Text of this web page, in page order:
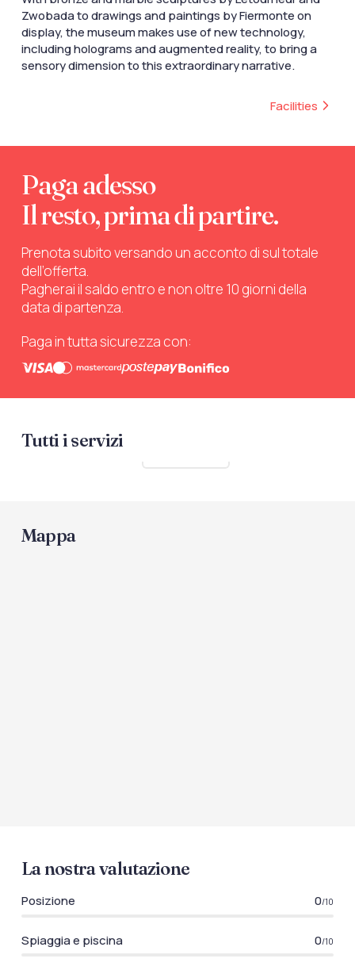
Zwobada to drawings and paintings by Fiermonte on
display, the museum makes use of new technology,
including holograms and augmented reality, to bring a
sensory dimension to this extraordinary narrative.
Facilities
Paga adesso
Il resto, prima di partire.
Prenota subito versando un acconto di sul totale
dell’offerta.
Pagherai il saldo entro e non oltre 10 giorni della
data di partenza.
Paga in tutta sicurezza con:
Tutti i servizi
Mappa
La nostra valutazione
Posizione 0/10
Spiaggia e piscina 0/10